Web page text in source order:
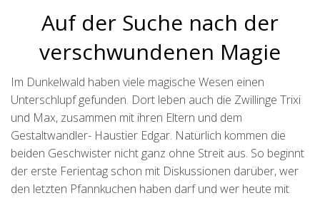
Auf der Suche nach der
verschwundenen Magie
Im Dunkelwald haben viele magische Wesen einen
Unterschlupf gefunden. Dort leben auch die Zwillinge Trixi
und Max, zusammen mit ihren Eltern und dem
Gestaltwandler- Haustier Edgar. Natürlich kommen die
beiden Geschwister nicht ganz ohne Streit aus. So beginnt
der erste Ferientag schon mit Diskussionen darüber, wer
den letzten Pfannkuchen haben darf und wer heute mit